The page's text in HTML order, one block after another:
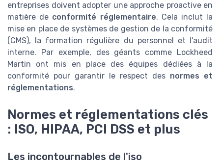
entreprises doivent adopter une approche proactive en
matière de conformité réglementaire. Cela inclut la
mise en place de systèmes de gestion de la conformité
(CMS), la formation régulière du personnel et l'audit
interne. Par exemple, des géants comme Lockheed
Martin ont mis en place des équipes dédiées à la
conformité pour garantir le respect des normes et
réglementations.
Normes et réglementations clés
: ISO, HIPAA, PCI DSS et plus
Les incontournables de l'iso